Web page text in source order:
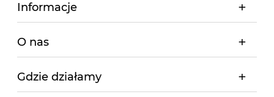
Informacje
O nas
Gdzie działamy